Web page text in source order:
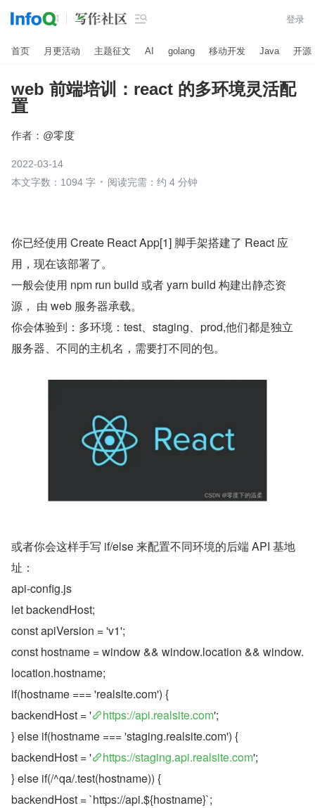
 登录
首页 月更活动 主题征文 AI golang 移动开发 Java 开源
web 前端培训：react 的多环境灵活配
置
作者： @零度
2022-03-14
本文字数：1094 字
阅读完需：约 4 分钟
你已经使用 Create React App[1] 脚手架搭建了 React 应
用，现在该部署了。
一般会使用 npm run build 或者 yarn build 构建出静态资
源， 由 web 服务器承载。
你会体验到：多环境：test、staging、prod,他们都是独立
服务器、不同的主机名，需要打不同的包。
或者你会这样手写 if/else 来配置不同环境的后端 API 基地
址：
api-config.js
let backendHost;
const apiVersion = 'v1';
const hostname = window && window.location && window.
location.hostname;
if(hostname === 'realsite.com') {
backendHost = '
https://api.realsite.com';
} else if(hostname === 'staging.realsite.com') {
backendHost = '
https://staging.api.realsite.com';
} else if(/^qa/.test(hostname)) {
backendHost = `https://api.${hostname}`;